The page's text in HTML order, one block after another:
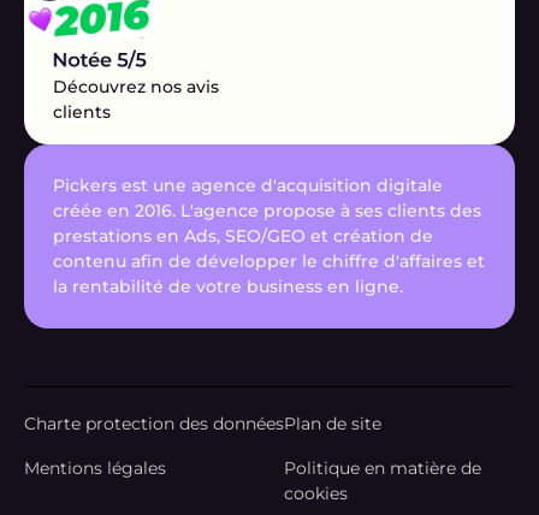
Découvrez nos avis
clients
Pickers est une agence d'acquisition digitale
créée en 2016. L'agence propose à ses clients des
prestations en Ads, SEO/GEO et création de
contenu afin de développer le chiffre d'affaires et
la rentabilité de votre business en ligne.
Charte protection des donnéesPlan de site
Mentions légales
Politique en matière de
cookies